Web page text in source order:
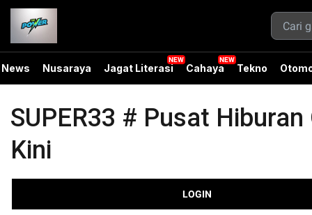
News Nusaraya Jagat Literasi Cahaya Tekno
SUPER33 # Pusat
Kini
LOGIN